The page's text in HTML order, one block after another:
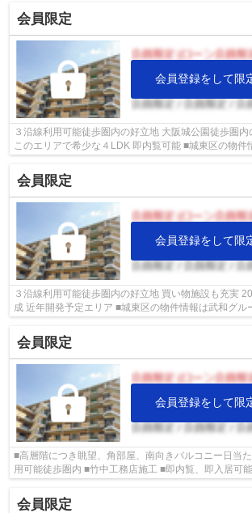
会員限定
会員登録をして限
３沿線利用可能徒歩圏内の好立地 大阪城公園徒歩圏
このエリアで希少な４LDK 即内覧可能 ■城東区の物件
で！
会員限定
会員登録をして限
３沿線利用可能徒歩圏内の好立地 買い物施設も充実
成 近年開発予定エリア ■城東区の物件情報は武和グル
会員限定
会員登録をして限
■高層階につき眺望、角部屋、南向きバルコニー日当
用可能徒歩圏内 ■竹中工務店施工 ■即内覧、即入居可
徒歩圏内 ■城東区の物件情報は武和...
会員限定